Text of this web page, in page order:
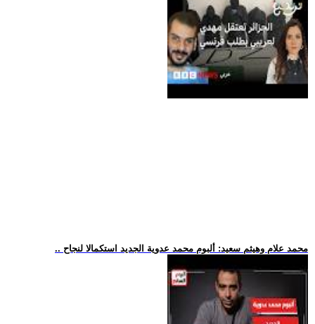
.. محمد علام وهيثم سعيد: ألبوم محمد عدوية الجديد استكمالا لنجاح